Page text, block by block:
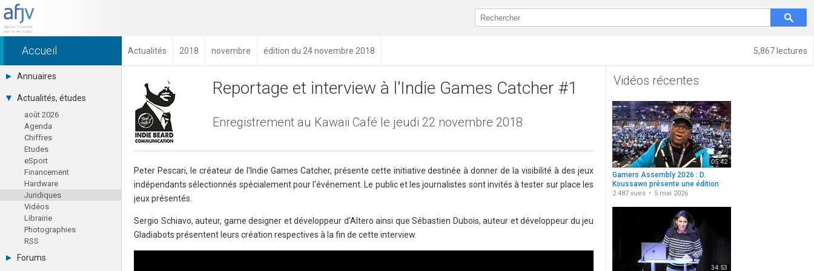
5,867 lectures
Accueil Actualités 2018 novembre édition du 24 novembre 2018
Annuaires
Toutes les sociétés (691)
Studios (418)
Editeurs (49)
Distributeurs (16)
Hard. / Accessoires (10)
Middlewares (15)
Prestataires (99)
Assoc. / Syndicats (21)
Formations / Ecoles (46)
Presse spécialisée (17)
Actualités, études
août 2026
Agenda
Chiffres
Etudes
eSport
Financement
Hardware
Juridiques
Vidéos
Librairie
Photographies
RSS
Forums
Reportage et interview à l'Indie Games Catcher #1
Enregistrement au Kawaii Café le jeudi 22 novembre 2018
Peter Pescari, le créateur de l'Indie Games Catcher, présente cette initiative destinée à donner de la visibilité à des jeux
indépendants sélectionnés spécialement pour l'événement. Le public et les journalistes sont invités à tester sur place les
jeux présentés.
Sergio Schiavo, auteur, game designer et développeur d'Altero ainsi que Sébastien Dubois, auteur et développeur du jeu
Gladiabots présentent leurs création respectives à la fin de cette interview.
Vidéos récentes
05:42
Gamers Assembly 2026 : D.
Koussawo présente une édition
repensée
2 487 vues 5 mai 2026
34:53